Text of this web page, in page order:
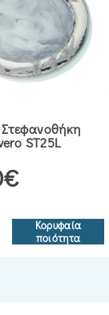
ST25L
Κορυφαία
ποιότητα